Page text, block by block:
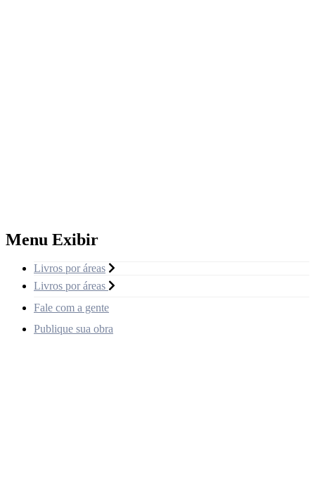
Menu Exibir
Livros por áreas
Livros por áreas
Fale com a gente
Publique sua obra